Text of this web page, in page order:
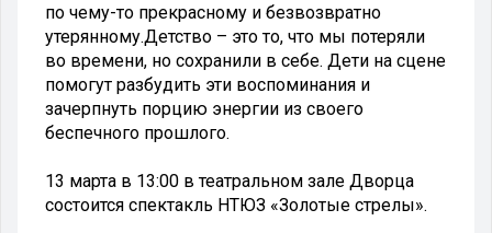
по чему-то прекрасному и безвозвратно
утерянному.Детство – это то, что мы потеряли
во времени, но сохранили в себе. Дети на сцене
помогут разбудить эти воспоминания и
зачерпнуть порцию энергии из своего
беспечного прошлого.
13 марта в 13:00 в театральном зале Дворца
состоится спектакль НТЮЗ «Золотые стрелы».